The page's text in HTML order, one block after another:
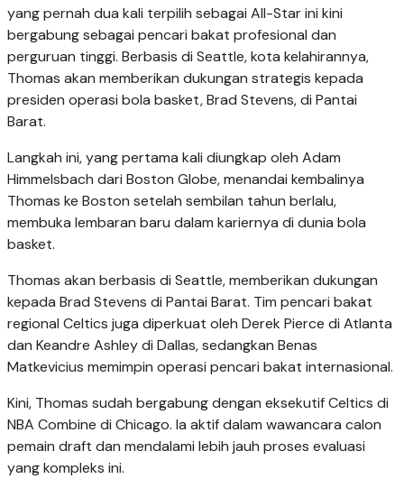
yang pernah dua kali terpilih sebagai All-Star ini kini
bergabung sebagai pencari bakat profesional dan
perguruan tinggi. Berbasis di Seattle, kota kelahirannya,
Thomas akan memberikan dukungan strategis kepada
presiden operasi bola basket, Brad Stevens, di Pantai
Barat.
Langkah ini, yang pertama kali diungkap oleh Adam
Himmelsbach dari Boston Globe, menandai kembalinya
Thomas ke Boston setelah sembilan tahun berlalu,
membuka lembaran baru dalam kariernya di dunia bola
basket.
Thomas akan berbasis di Seattle, memberikan dukungan
kepada Brad Stevens di Pantai Barat. Tim pencari bakat
regional Celtics juga diperkuat oleh Derek Pierce di Atlanta
dan Keandre Ashley di Dallas, sedangkan Benas
Matkevicius memimpin operasi pencari bakat internasional.
Kini, Thomas sudah bergabung dengan eksekutif Celtics di
NBA Combine di Chicago. Ia aktif dalam wawancara calon
pemain draft dan mendalami lebih jauh proses evaluasi
yang kompleks ini.